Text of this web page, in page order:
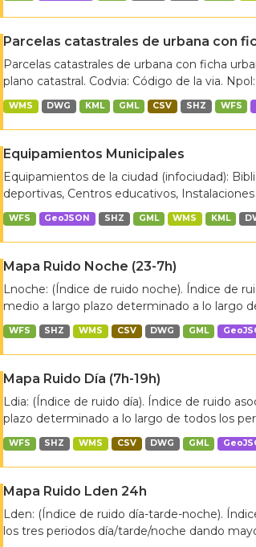
Parcelas catastrales de urbana con
Parcelas catastrales de urbana con ficha
plano catastral. Codvia: Código de la via.
WMS DWG KML GML CSV SHZ WFS
Equipamientos Municipales
Equipamientos de la ciudad (infociudad):
deportivas, Centros educativos, Instalaciones
WFS GeoJSON SHZ GML WMS KML
Mapa Ruido Noche (23-7h)
Lnoche: (Índice de ruido noche). Índice de
medio a largo plazo determinado a lo largo
WFS SHZ WMS CSV DWG GML
Mapa Ruido Día (7h-19h)
Ldia: (Índice de ruido día). Índice de ruido
plazo determinado a lo largo de todos los
WFS SHZ WMS CSV DWG GML
Mapa Ruido Lden 24h
Lden: (Índice de ruido día-tarde-noche).
los tres periodos día/tarde/noche dando